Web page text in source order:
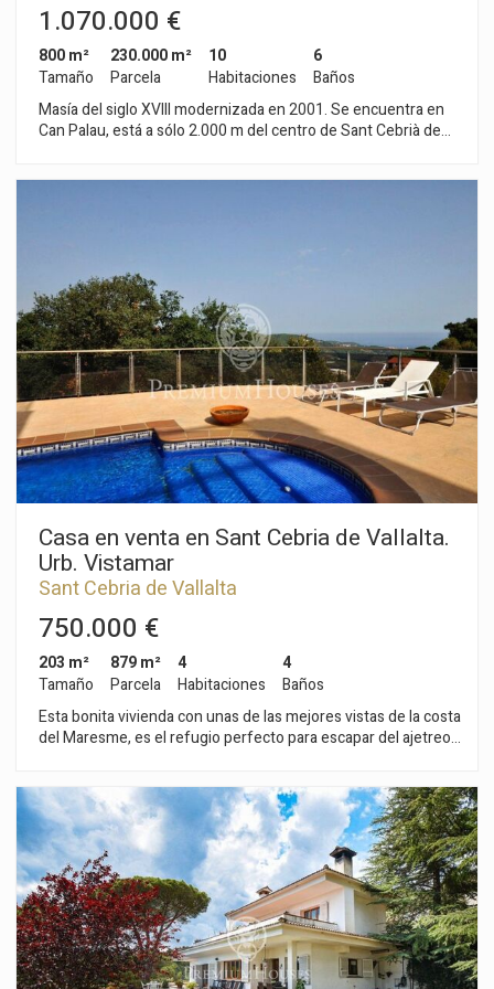
1.070.000 €
800 m²
Tamaño
230.000 m²
Parcela
10
Habitaciones
6
Baños
Masía del siglo XVIII modernizada en 2001. Se encuentra en
Can Palau, está a sólo 2.000 m del centro de Sant Cebrià de
año 2001. Casi todas las ventanas son de aluminio, doble
cristal, lacado en verde. Cercado de 5000 m2 ajardinados en el
entorno de la casa. Hay 23 ha de suelo, bosque, viñas DO
Alella, cultivo, naves agrícolas, dos pozos y mina de agua. La
masía se encuentra a 40 km de Barcelona, hay acceso por
carretera asfaltada hasta la finca. Es una propiedad para vivir
todo el año.
Casa en venta en Sant Cebria de Vallalta.
Urb. Vistamar
Sant Cebria de Vallalta
750.000 €
203 m²
Tamaño
879 m²
Parcela
4
Habitaciones
4
Baños
Esta bonita vivienda con unas de las mejores vistas de la costa
del Maresme, es el refugio perfecto para escapar del ajetreo
mejor urbanización del municipio de Sant Cebria de Vallalta,
en pleno parque natural del Montnegre y el Corredor,
perfecto para disfrutar del deporte al aire libre. La planta baja
consta de un salón/ comedor con chimenea, un aseo, cocina
abierta al salón equipada con salida directa al porche y a la
bonita piscina, donde se puede disfrutar de unas maravillosas
vistas y de sus atardeceres. Una escalera moderna e
iluminada con luz natural, nos conduce a la planta intermedia
donde encontramos la zona de dormitorios. Con una